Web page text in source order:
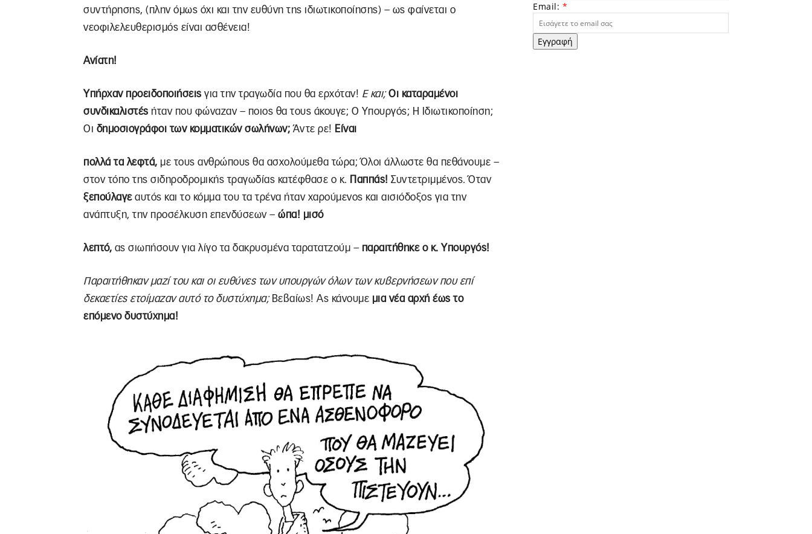
συντήρησης, (πλην όμως όχι και την ευθύνη της ιδιωτικοποίησης) – ως φαίνεται ο
νεοφιλελευθερισμός είναι ασθένεια!
Ανίατη!
Υπήρχαν προειδοποιήσεις για την τραγωδία που θα ερχόταν! Ε και; Οι καταραμένοι
συνδικαλιστές ήταν που φώναζαν – ποιος θα τους άκουγε; Ο Υπουργός; Η Ιδιωτικοποίηση;
Οι δημοσιογράφοι των κομματικών σωλήνων; Άντε ρε! Είναι
πολλά τα λεφτά, με τους ανθρώπους θα ασχολούμεθα τώρα; Όλοι άλλωστε θα πεθάνουμε –
στον τόπο της σιδηροδρομικής τραγωδίας κατέφθασε ο κ. Παππάς! Συντετριμμένος. Όταν
ξεπούλαγεαυτός και το κόμμα του τα τρένα ήταν χαρούμενος και αισιόδοξος για την
ανάπτυξη, την προσέλκυση επενδύσεων – ώπα! μισό
λεπτό, ας σιωπήσουν για λίγο τα δακρυσμένα ταρατατζούμ – παραιτήθηκε ο κ. Υπουργός!
Παραιτήθηκαν μαζί του και οι ευθύνες των υπουργών όλων των κυβερνήσεων που επί
δεκαετίες ετοίμαζαν αυτό το δυστύχημα; Βεβαίως! Ας κάνουμε μια νέα αρχή έως το
επόμενο δυστύχημα!
Email: *
Εγγραφή